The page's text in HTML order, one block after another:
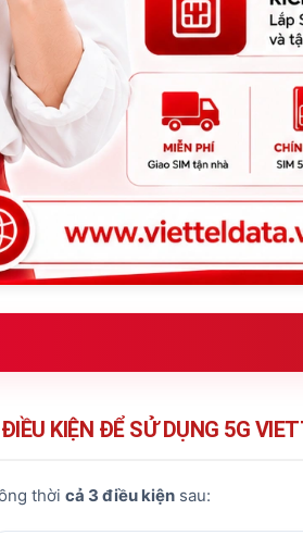
KIỆN ĐỂ SỬ DỤNG 5G
thời cả 3 điều kiện sau: